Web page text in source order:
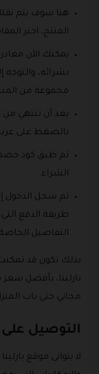
هنا سوف يتم
المنتج، اختر
يمكنك الآن
بشرائه،
مجموعة من
بعد أن تنتهي من
بالضغط على
ثم طبق كود خصم
الشراء.
ثم سجل الدخول
طريقة الدفع
التفاصيل
بذلك تكون قد
بارلينا، بأفضل
مجاني حتي باب
التوصيل على
لا يتوانى موقع